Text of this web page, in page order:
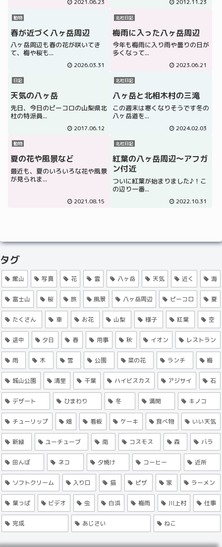
2021.06.23 2012.11.23
動物
春が近づく八ヶ岳周辺
八ヶ岳周辺も春の花が咲いてき
て、梅や桜も...
2026.03.31
北杜日記
梅雨に入った八ヶ岳周辺
今年も梅雨に入り雨や曇りの日が
多くなって...
2023.06.21
日記
天気の八ヶ岳
先日、今日のピーコロの山梨県北
杜の特派員...
2017.06.12
北杜日記
八ヶ岳と北相木村の三滝
この週末は寒くなりそうです冬の
八ヶ岳道を...
2024.02.03
動物
夏の花や風景など
最近も、夏のいろいろな花や風景
が見られま...
2021.08.15
北杜日記
紅葉の八ヶ岳周辺～アフガ
ン付近
ついに紅葉が始まりました♪！こ
の辺り一番...
2022.10.31
タグ
館山 写真 花 雲 八ヶ岳 天気 近く 海
富士山 桜 旅 風景 八ヶ岳周辺 ピーコロ 夏
たくさん 車 お花 山梨 様子 紅葉 空
途中 夕日 春 用事 秋 イオン レストラン
雨 木 雪 公園 菜の花 ランチ 梅
城山公園 清里 千葉 ハイビスカス アジサイ 石
デザート ひまわり 冬 満開 キノコ
チューリップ 畑 看板 ケーキ 食べ物 いい天気
新緑 ユーチューブ 南 コスモス 森 バラ
田んぼ ネコ 夕焼け コーヒー 近所
ソフトクリーム 入り口 猫 ピザ 家 ラーメン
葉っぱ ビデオ 虫 白浜 梅雨 川上村 仕事
完成 あじさい ねこ